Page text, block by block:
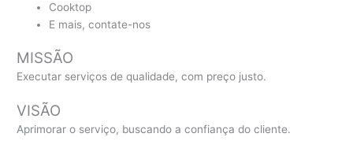
Cooktop
E mais, contate-nos
MISSÃO
Executar serviços de qualidade, com preço justo.
VISÃO
Aprimorar o serviço, buscando a confiança do cliente.